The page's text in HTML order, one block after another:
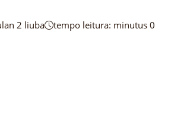
2 liuba tempo leitura: minutus 0